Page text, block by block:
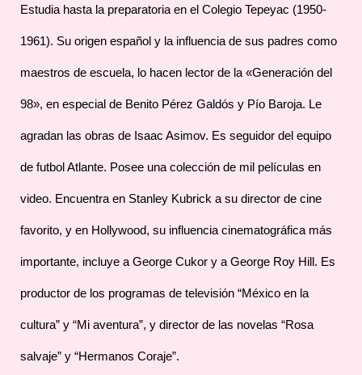
Estudia hasta la preparatoria en el Colegio Tepeyac (1950-
1961). Su origen español y la influencia de sus padres como
maestros de escuela, lo hacen lector de la «Generación del
98», en especial de Benito Pérez Galdós y Pío Baroja. Le
agradan las obras de Isaac Asimov. Es seguidor del equipo
de futbol Atlante. Posee una colección de mil películas en
video. Encuentra en Stanley Kubrick a su director de cine
favorito, y en Hollywood, su influencia cinematográfica más
importante, incluye a George Cukor y a George Roy Hill. Es
productor de los programas de televisión “México en la
cultura” y “Mi aventura”, y director de las novelas “Rosa
salvaje” y “Hermanos Coraje”.